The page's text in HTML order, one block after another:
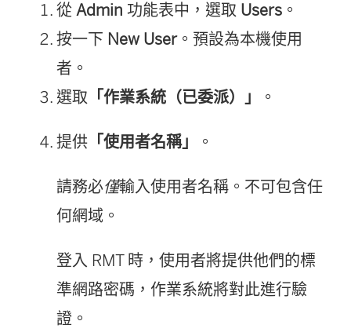
從 Admin 功能表中，選取 Users 。
按一下 New User。預設為本機使用
者。
選取 「作業系統（已委派）」 。
提供 「使用者名稱」 。
請務必僅輸入使用者名稱。不可包含任
何網域。
登入 RMT 時，使用者將提供他們的標
準網路密碼，作業系統將對此進行驗
證。